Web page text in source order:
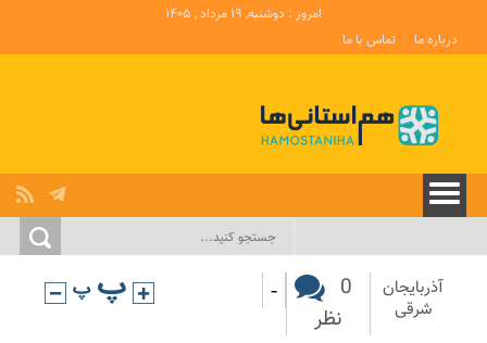
امروز : دوشنبه, ۱۹ مرداد , ۱۴۰۵
درباره ما
تماس با ما
آذربایجان‌
شرقی
0
نظر
-